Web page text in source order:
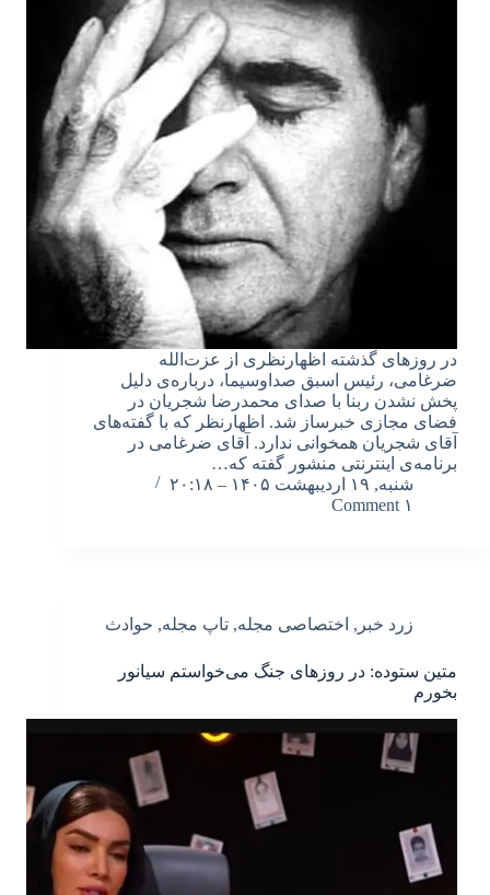
در روزهای گذشته اظهارنظری از عزت‌الله
ضرغامی، رئیس اسبق صداوسیما، درباره‌ی دلیل
پخش نشدن ربنا با صدای محمدرضا شجریان در
فضای مجازی خبرساز شد. اظهارنظر که با گفته‌های
آقای شجریان همخوانی ندارد. آقای ضرغامی در
برنامه‌ی اینترنتی منشور گفته که…
شنبه, ۱۹ اردیبهشت ۱۴۰۵ – ۲۰:۱۸
۱ Comment
زرد خبر , اختصاصی مجله, تاپ مجله, حوادث
متین ستوده: در روزهای جنگ می‌خواستم سیانور
بخورم